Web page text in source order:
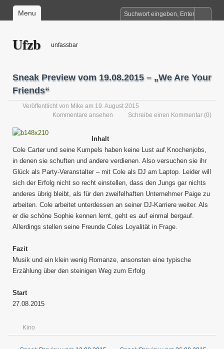
Menu
Ufzb unfassbar
Sneak Preview vom 19.08.2015 – „We Are Your
Friends“
Veröffentlicht von Mike am 19. August 2015
Schreibe einen Kommentar (0)
Kommentare ansehen
Inhalt
Cole Carter und seine Kumpels haben keine Lust auf Knochenjobs,
in denen sie schuften und andere verdienen. Also versuchen sie ihr
Glück als Party-Veranstalter – mit Cole als DJ am Laptop. Leider will
sich der Erfolg nicht so recht einstellen, dass den Jungs gar nichts
anderes übrig bleibt, als für den zweifelhaften Unternehmer Paige zu
arbeiten. Cole arbeitet unterdessen an seiner DJ-Karriere weiter. Als
er die schöne Sophie kennen lernt, geht es auf einmal bergauf.
Allerdings stellen seine Freunde Coles Loyalität in Frage.
Fazit
Musik und ein klein wenig Romanze, ansonsten eine typische
Erzählung über den steinigen Weg zum Erfolg
Start
27.08.2015
Kino